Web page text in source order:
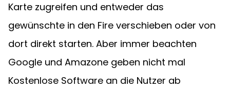
Karte zugreifen und entweder das
gewünschte in den Fire verschieben oder von
dort direkt starten. Aber immer beachten
Google und Amazone geben nicht mal
Kostenlose Software an die Nutzer ab